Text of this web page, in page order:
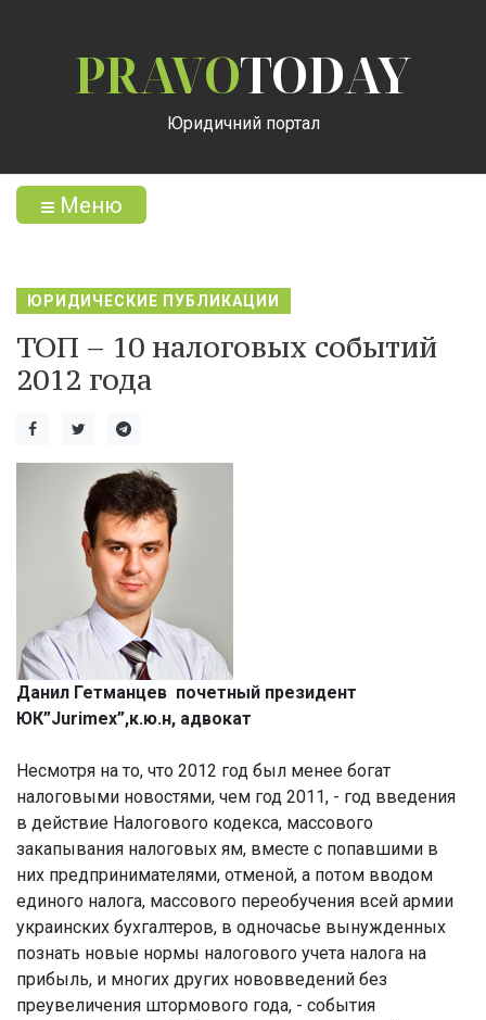
PRAVOTODAY
Юридичний портал
Меню
ЮРИДИЧЕСКИЕ ПУБЛИКАЦИИ
ТОП – 10 налоговых событий
2012 года
Данил Гетманцев почетный президент
ЮК”Jurimex”,к.ю.н, адвокат
Несмотря на то, что 2012 год был менее богат
налоговыми новостями, чем год 2011, - год введения
в действие Налогового кодекса, массового
закапывания налоговых ям, вместе с попавшими в
них предпринимателями, отменой, а потом вводом
единого налога, массового переобучения всей армии
украинских бухгалтеров, в одночасье вынужденных
познать новые нормы налогового учета налога на
прибыль, и многих других нововведений без
преувеличения штормового года, - события